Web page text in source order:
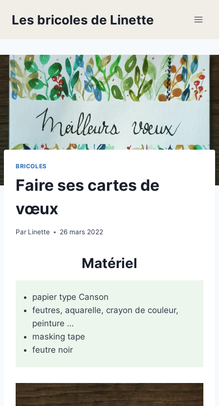
Les bricoles de Linette
BRICOLES
Faire ses cartes de
vœux
Par Linette 26 mars 2022
Matériel
papier type Canson
feutres, aquarelle, crayon de couleur,
peinture …
masking tape
feutre noir